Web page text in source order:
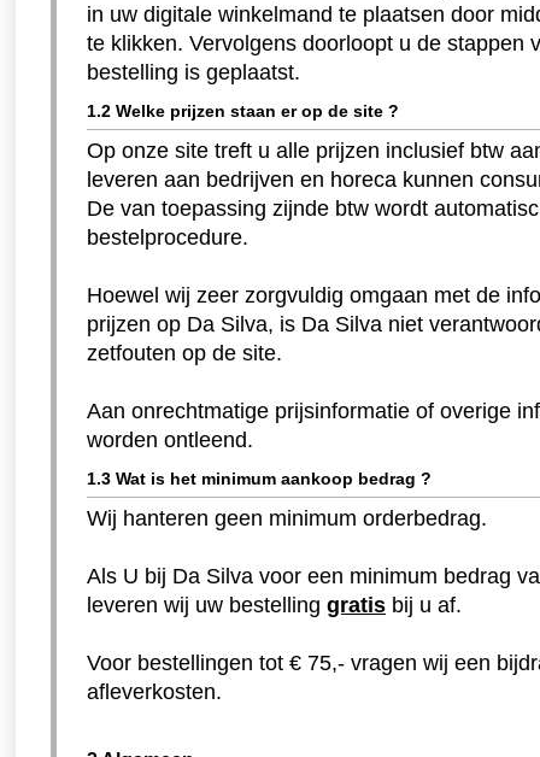
in uw digitale winkelmand te plaatsen door
te klikken. Vervolgens doorloopt u de stappen
bestelling is geplaatst.
1.2 Welke prijzen staan er op de site ?
Op onze site treft u alle prijzen inclusief btw
leveren aan bedrijven en horeca kunnen
De van toepassing zijnde btw wordt
bestelprocedure.
Hoewel wij zeer zorgvuldig omgaan met de
prijzen op Da Silva, is Da Silva niet
zetfouten op de site.
Aan onrechtmatige prijsinformatie of overige
worden ontleend.
1.3 Wat is het minimum aankoop bedrag ?
Wij hanteren geen minimum orderbedrag.
Als U bij Da Silva voor een minimum bedrag
leveren wij uw bestelling gratis bij u af.
Voor bestellingen tot € 75,- vragen wij een
afleverkosten.